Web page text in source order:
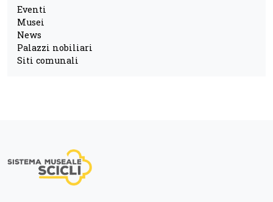
Eventi
Musei
News
Palazzi nobiliari
Siti comunali